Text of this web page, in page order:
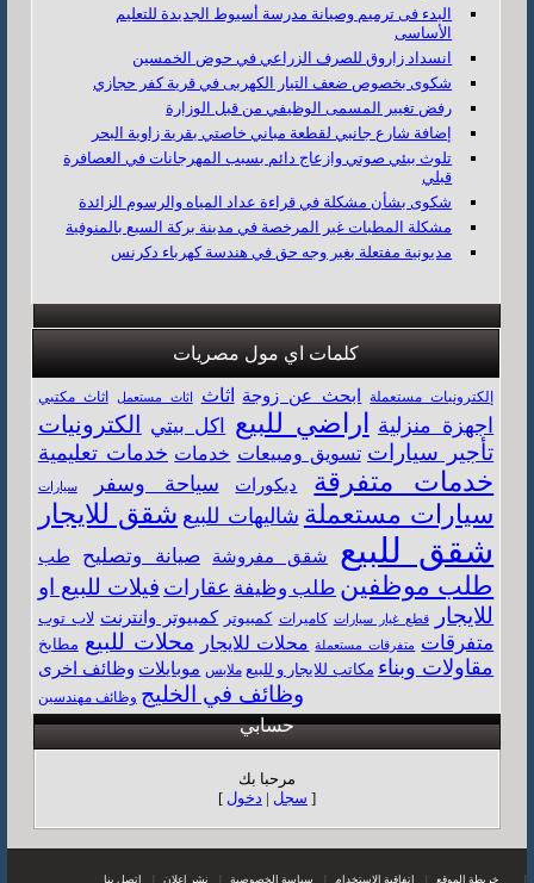
البدء فى ترميم وصيانة مدرسة أسيوط الجديدة للتعليم
الأساسى
انسداد زاروق للصرف الزراعي في حوض الخمسين
شكوى بخصوص ضعف التيار الكهربى في قرية كفر حجازي
رفض تغيير المسمى الوظيفي من قبل الوزارة
إضافة شارع جانبي لقطعة مباني خاصتي بقرية زاوية البحر
تلوث بيئي صوتي وازعاج دائم بسبب المهرجانات في العصافرة
قبلي
شكوى بشأن مشكلة في قراءة عداد المياه والرسوم الزائدة
مشكلة المطبات غير المرخصة في مدينة بركة السبع بالمنوفية
مديونية مفتعلة بغير وجه حق في هندسة كهرباء دكرنس
كلمات اي مول مصريات
إلكترونيات مستعملة ابحث عن زوجة اثاث اثاث مستعمل اثاث مكتبي
اجهزة منزلية اراضي للبيع اكل بيتي الكترونيات
تأجير سيارات تسويق ومبيعات خدمات خدمات تعليمية
خدمات متفرقة ديكورات سياحة وسفر سيارات
سيارات مستعملة شاليهات للبيع شقق للايجار
شقق للبيع شقق مفروشة صيانة وتصليح طب
طلب موظفين طلب وظيفة عقارات فيلات للبيع او
للايجار
قطع غيار سيارات كاميرات كمبيوتر كمبيوتر وانترنت لاب توب
متفرقات متفرقات مستعملة محلات للايجار محلات للبيع مطابخ
مقاولات وبناء مكاتب للايجار و للبيع ملابس موبايلات وظائف اخرى
وظائف في الخليج وظائف مهندسين
حسابي
مرحبا بك
[ سجل | دخول ]
خريطة الموقع اتفاقية الاستخدام سياسة الخصوصية نشر اعلان اتصل بنا